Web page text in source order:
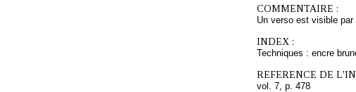
COMMENTAIRE :
Un verso est visible par
INDEX :
Techniques : encre
REFERENCE DE
vol. 7, p. 478